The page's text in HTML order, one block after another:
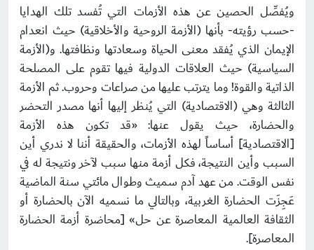
ويُفصِّل الحصين عن هذه الأزمات التي تُفسد تلك الهدايا
-حسب رؤيته- بأنها (الأزمة الروحية والأخلاقية) حيث انعدام
الإيمان الذي يُفقد معنى الحياة وسعادتها ونظافتها. و(الأزمة
السياسية) حيث العلاقات الدولية فيها تقوم على المصلحة
الذاتية والقوة! وما يترتب عليها من صراعات وحروب. ثم الأزمة
الثالثة وهي (الاقتصادية) التي يُنظر إليها أنها مصدر التحضر
والحضارة، حيث يقول عنها: «قد تكون هذه الأزمة
[الاقتصادية] أساساً لهذه الأزمات، والحقيقة أننا لا ندري أين
السبب وأين النتيجة، فكل أزمة منها سبب لآخر ونتيجة له في
نفس الوقت. من عهد آدم سميث وطوال مائتي سنة الماضية
عَجِزَت الحضارة الغربية، وبالتالي ما نسميه الآن بالحضارة أو
الثقافة العالمية المعاصرة عن حل» [محاضرة أزمة الحضارة
المعاصرة].